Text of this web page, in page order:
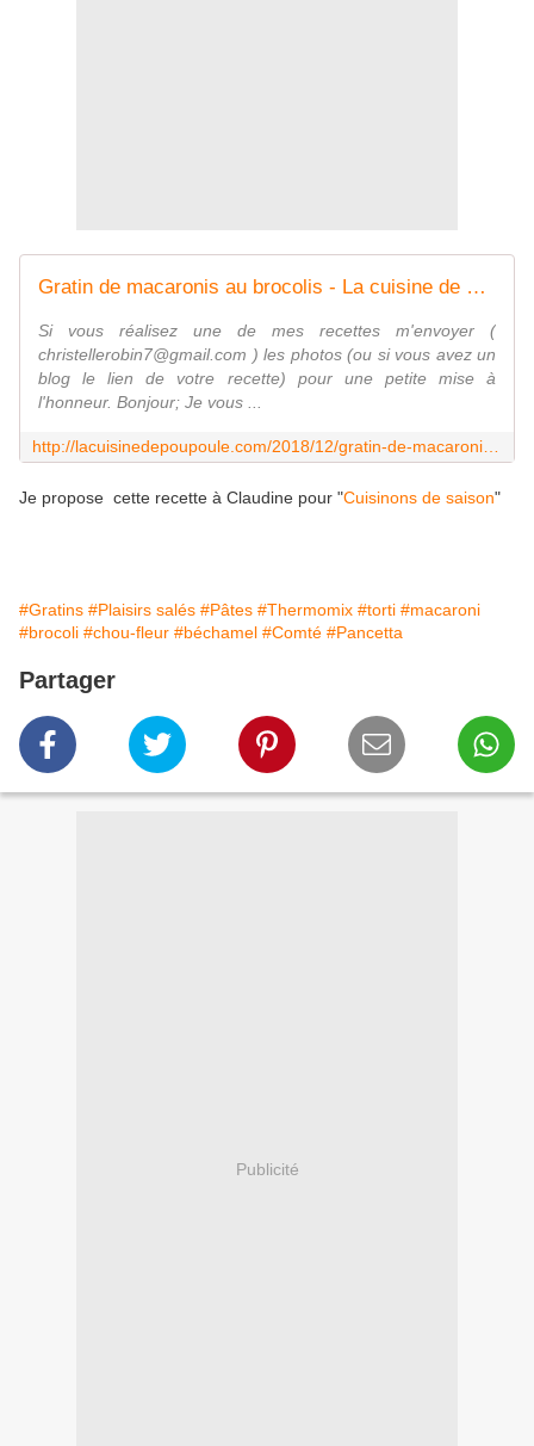
Gratin de macaronis au brocolis - La cuisine de poupoule
Si vous réalisez une de mes recettes m'envoyer (
christellerobin7@gmail.com ) les photos (ou si vous avez un
blog le lien de votre recette) pour une petite mise à
l'honneur. Bonjour; Je vous ...
Je propose cette recette à Claudine pour "Cuisinons de saison"
#Gratins #Plaisirs salés #Pâtes #Thermomix #torti #macaroni
#brocoli #chou-fleur #béchamel #Comté #Pancetta
Partager
Publicité